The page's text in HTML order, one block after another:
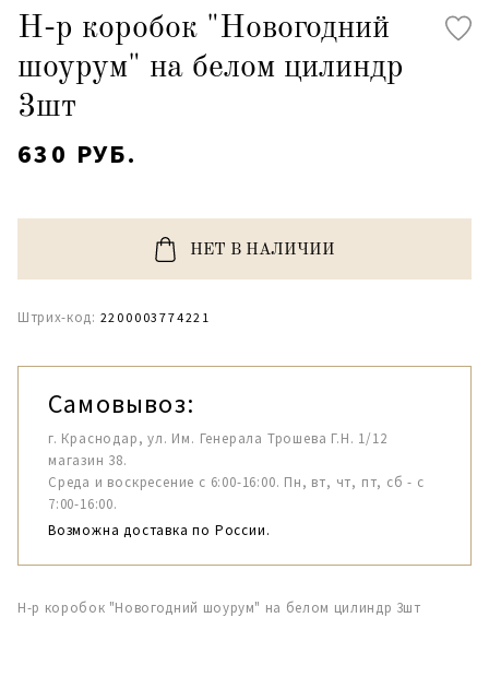
Н-р коробок "Новогодний
шоурум" на белом цилиндр
3шт
630 РУБ.
НЕТ В НАЛИЧИИ
Штрих-код: 2200003774221
Самовывоз:
г. Краснодар, ул. Им. Генерала Трошева Г.Н. 1/12
магазин 38.
Среда и воскресение с 6:00-16:00. Пн, вт, чт, пт, сб - с
7:00-16:00.
Возможна доставка по России.
Н-р коробок "Новогодний шоурум" на белом цилиндр 3шт